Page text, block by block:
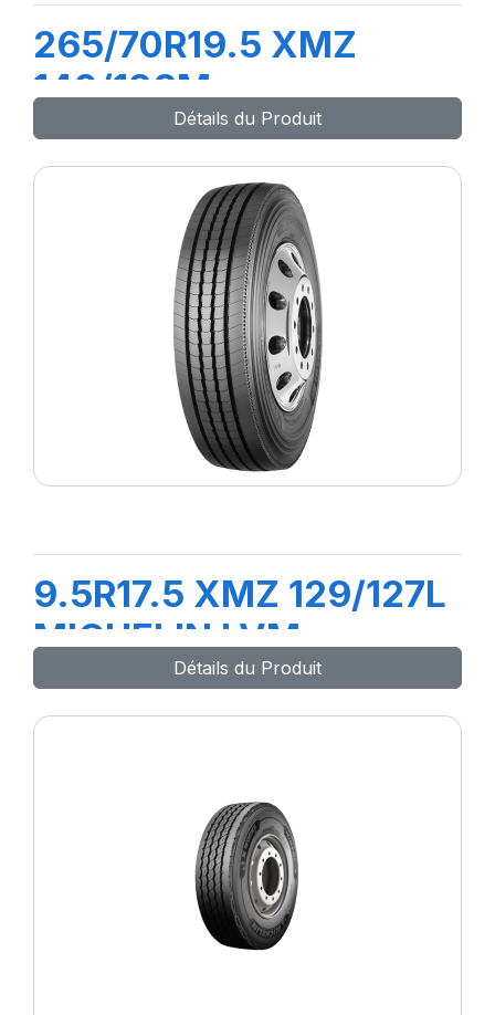
265/70R19.5 XMZ
140/138M
Détails du Produit
9.5R17.5 XMZ 129/127L
MICHELIN LVM
Détails du Produit